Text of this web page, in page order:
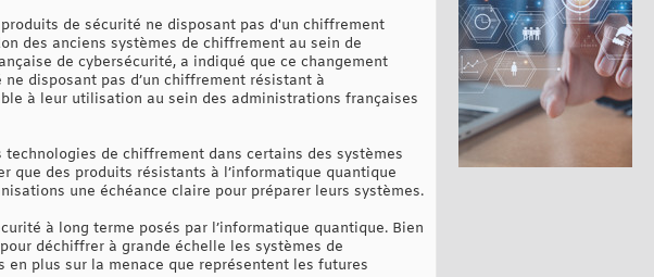
de sécurité ne disposant pas d'un chiffrement
des anciens systèmes de chiffrement au sein de
de cybersécurité, a indiqué que ce changement
disposant pas d’un chiffrement résistant à
à leur utilisation au sein des administrations françaises
de chiffrement dans certains des systèmes
que des produits résistants à l’informatique quantique
une échéance claire pour préparer leurs systèmes.
à long terme posés par l’informatique quantique. Bien
déchiffrer à grande échelle les systèmes de
plus sur la menace que représentent les futures